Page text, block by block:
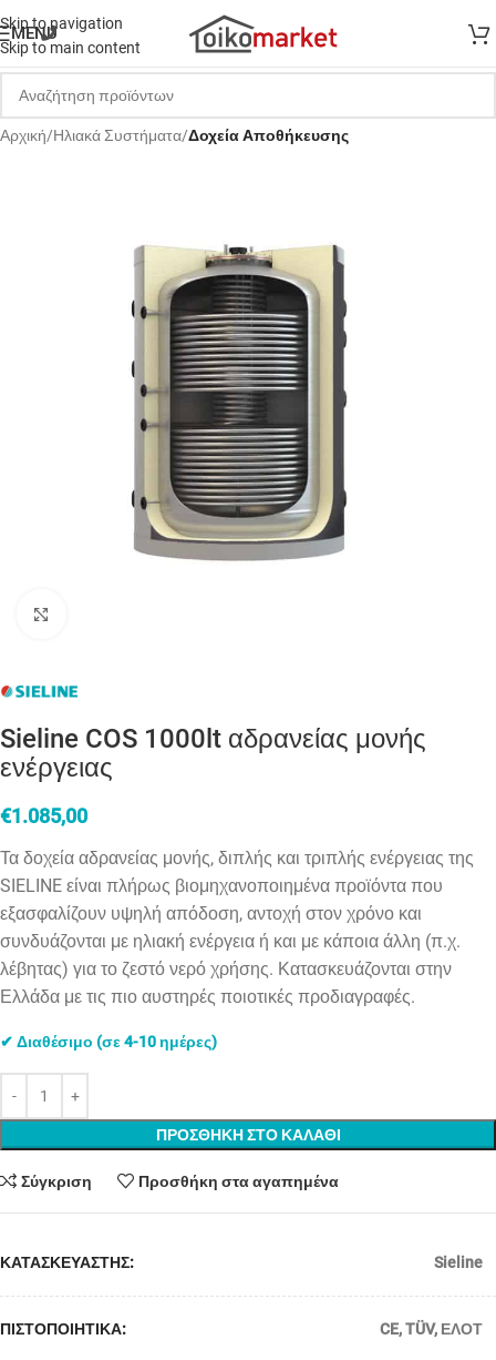
Skip to navigation
Skip to main content
MENU
Αρχική Ηλιακά Συστήματα Δοχεία Αποθήκευσης
Sieline COS 1000lt αδρανείας μονής
ενέργειας
€1.085,00
Τα δοχεία αδρανείας μονής, διπλής και τριπλής ενέργειας της
SIELINE είναι πλήρως βιομηχανοποιημένα προϊόντα που
εξασφαλίζουν υψηλή απόδοση, αντοχή στον χρόνο και
συνδυάζονται με ηλιακή ενέργεια ή και με κάποια άλλη (π.χ.
λέβητας) για το ζεστό νερό χρήσης. Κατασκευάζονται στην
Ελλάδα με τις πιο αυστηρές ποιοτικές προδιαγραφές.
✔ Διαθέσιμο (σε 4-10 ημέρες)
ΠΡΟΣΘΗΚΗ ΣΤΟ ΚΑΛΑΘΙ
Σύγκριση Προσθήκη στα αγαπημένα
ΚΑΤΑΣΚΕΥΑΣΤΗΣ: Sieline
ΠΙΣΤΟΠΟΙΗΤΙΚΑ: CE,TÜV, ΕΛΟΤ